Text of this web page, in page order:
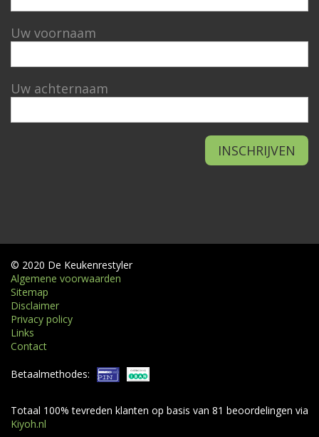
Uw voornaam
Uw achternaam
© 2020 De Keukenrestyler
Algemene voorwaarden
Sitemap
Disclaimer
Privacy policy
Links
Contact
Betaalmethodes:
Totaal 100% tevreden klanten op basis van 81 beoordelingen via
Kiyoh.nl